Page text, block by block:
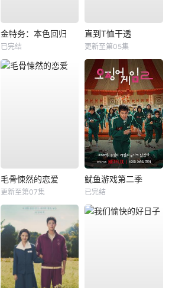
金特务：本色回归
已完结
直到T恤干透
更新至第05集
毛骨悚然的恋爱
更新至第07集
鱿鱼游戏第二季
已完结